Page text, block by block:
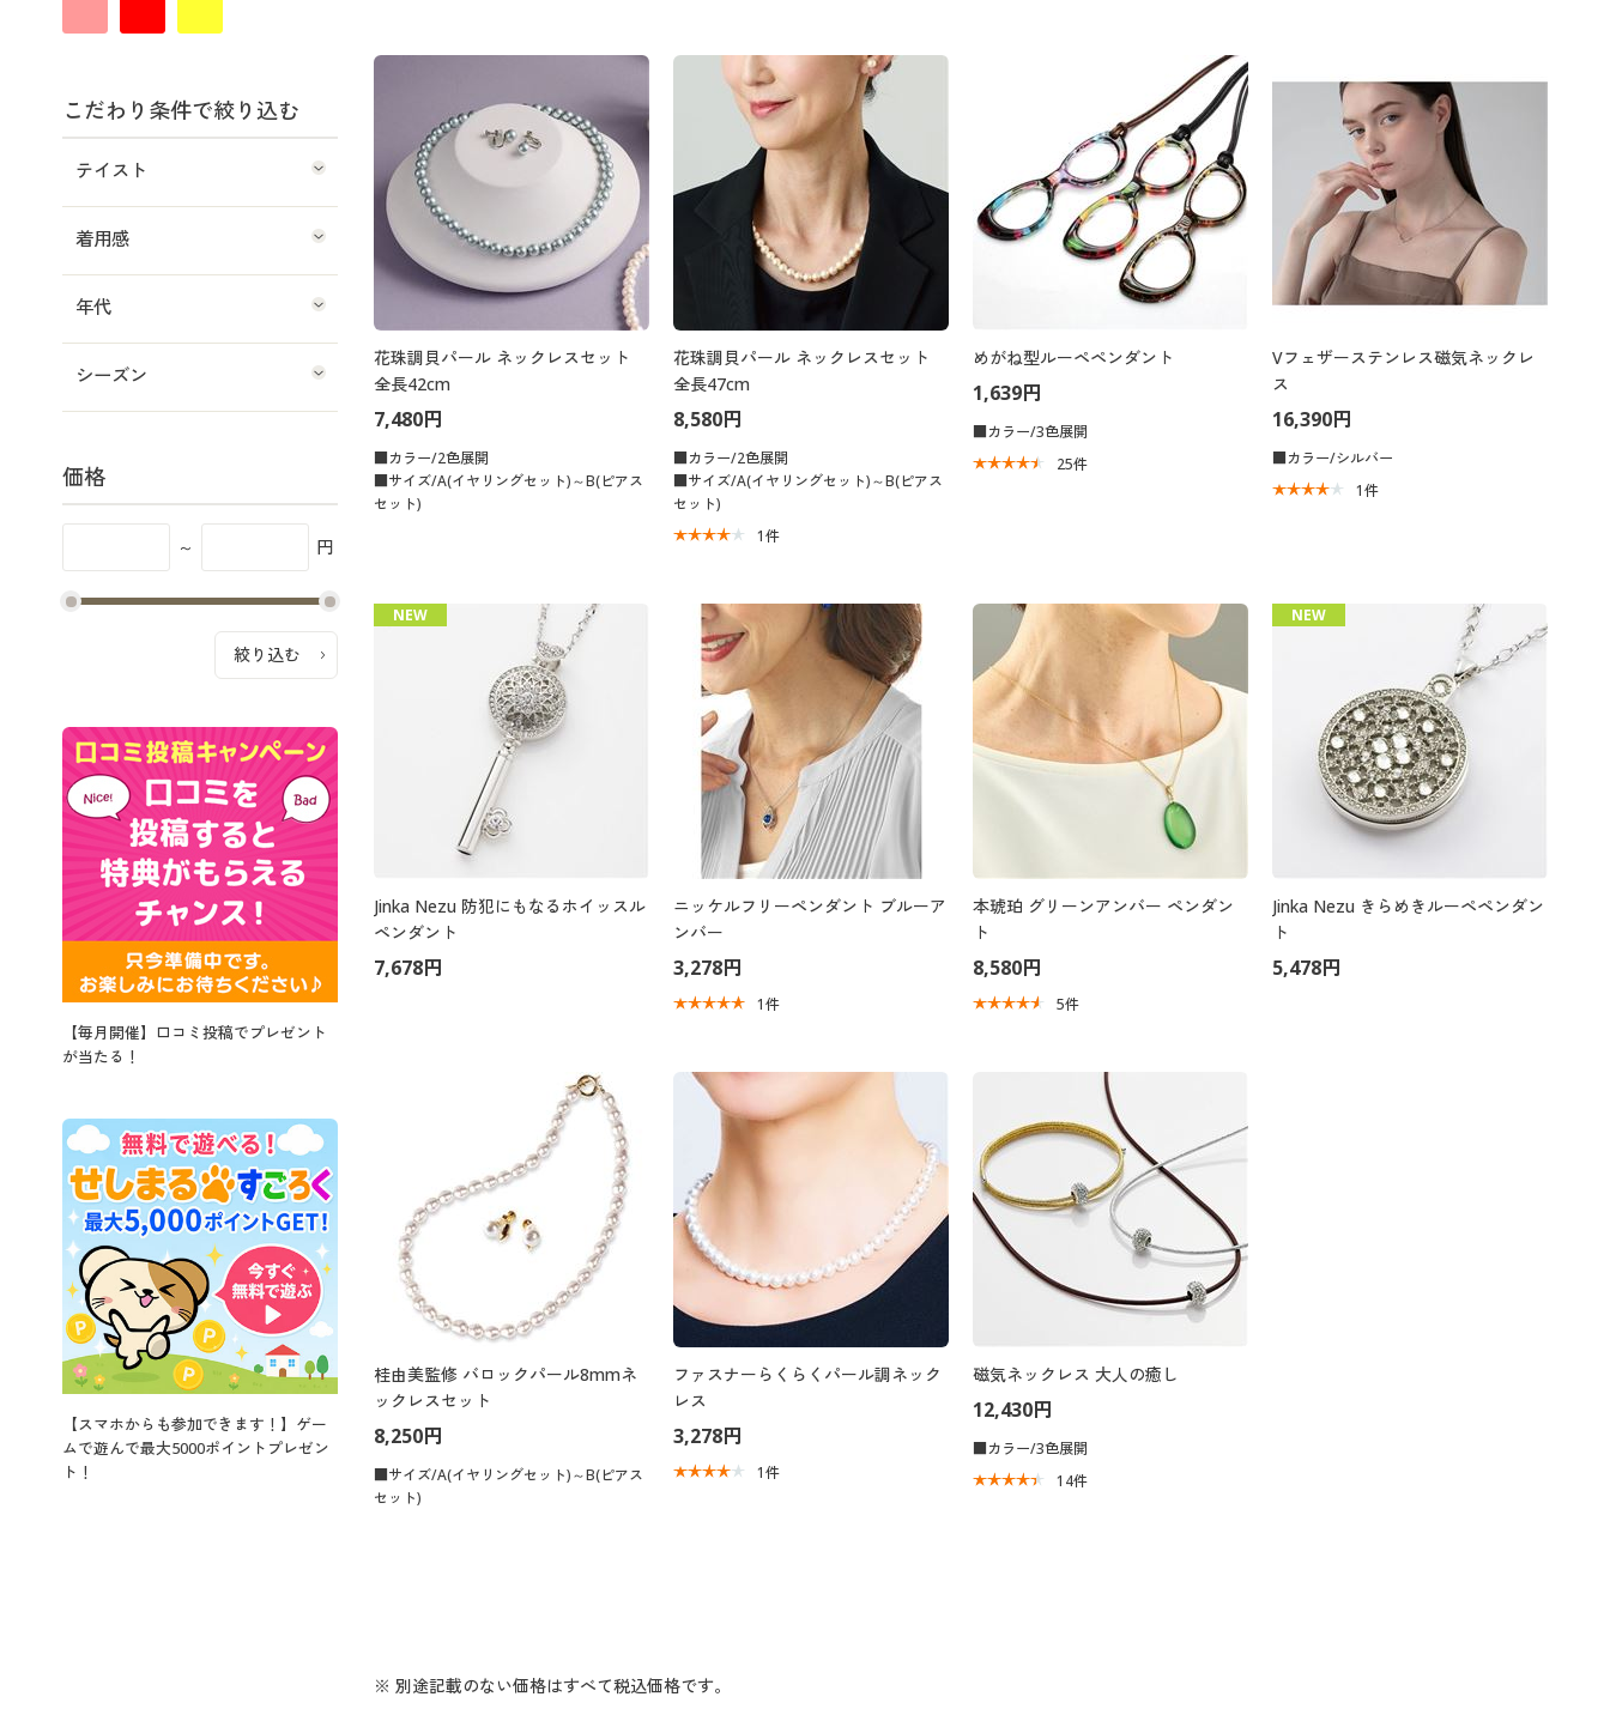
花珠調貝パール ネックレスセット
全長42cm
7,480円
■カラー/2色展開
■サイズ/A(イヤリングセット)～B(ピアス
セット)
花珠調貝パール ネックレスセット
全長47cm
8,580円
■カラー/2色展開
■サイズ/A(イヤリングセット)～B(ピアス
セット)
1件
めがね型ルーペペンダント
1,639円
■カラー/3色展開
25件
Vフェザーステンレス磁気ネックレ
ス
16,390円
■カラー/シルバー
1件
NEW
Jinka Nezu 防犯にもなるホイッスル
ペンダント
7,678円
ニッケルフリーペンダント ブルーア
ンバー
3,278円
1件
本琥珀 グリーンアンバー ペンダン
ト
8,580円
5件
NEW
Jinka Nezu きらめきルーペペンダン
ト
5,478円
桂由美監修 バロックパール8mmネ
ックレスセット
8,250円
■サイズ/A(イヤリングセット)～B(ピアス
セット)
ファスナーらくらくパール調ネック
レス
3,278円
1件
磁気ネックレス 大人の癒し
12,430円
■カラー/3色展開
14件
※ 別途記載のない価格はすべて税込価格です。
こだわり条件で絞り込む
テイスト
着用感
年代
シーズン
価格
～ 円
【毎月開催】口コミ投稿でプレゼント
が当たる！
【スマホからも参加できます！】ゲー
ムで遊んで最大5000ポイントプレゼン
ト！